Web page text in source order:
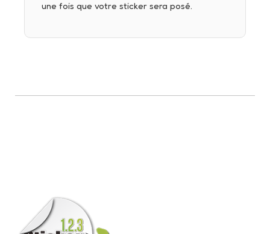
une fois que votre sticker sera posé.